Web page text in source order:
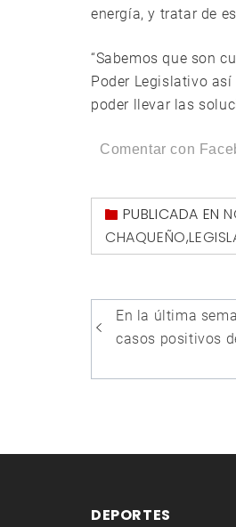
energía, y tratar de
“Sabemos que son
Poder Legislativo
poder llevar las
Comentar con
PUBLICADA EN
CHAQUEÑO,
de
entradas
En la última
casos positivos
DEPORTES